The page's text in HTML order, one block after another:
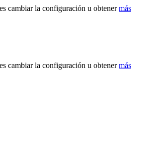
cambiar la configuración u obtenermás
cambiar la configuración u obtenermás